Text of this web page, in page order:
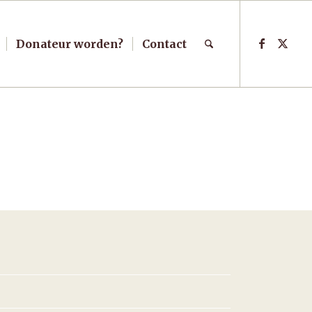
Donateur worden? Contact